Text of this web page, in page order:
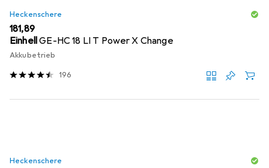
Heckenschere
EUR
181,89
EinhellGE-HC 18 LI T Power X Change
Akkubetrieb
196
Heckenschere